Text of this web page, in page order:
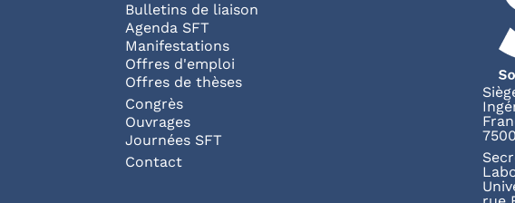
Bulletins de liaison
Agenda SFT
Manifestations
Offres d'emploi
Offres de thèses
Congrès
Ouvrages
Journées SFT
Pied de page
Contact